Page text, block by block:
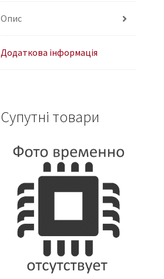
Опис
Додаткова інформація
Супутні товари